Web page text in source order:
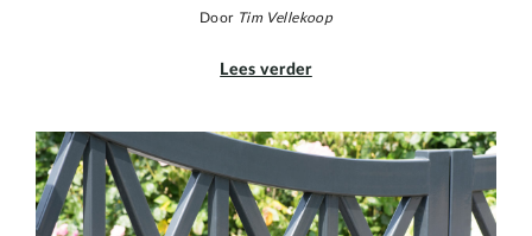
Door Tim Vellekoop
Lees verder